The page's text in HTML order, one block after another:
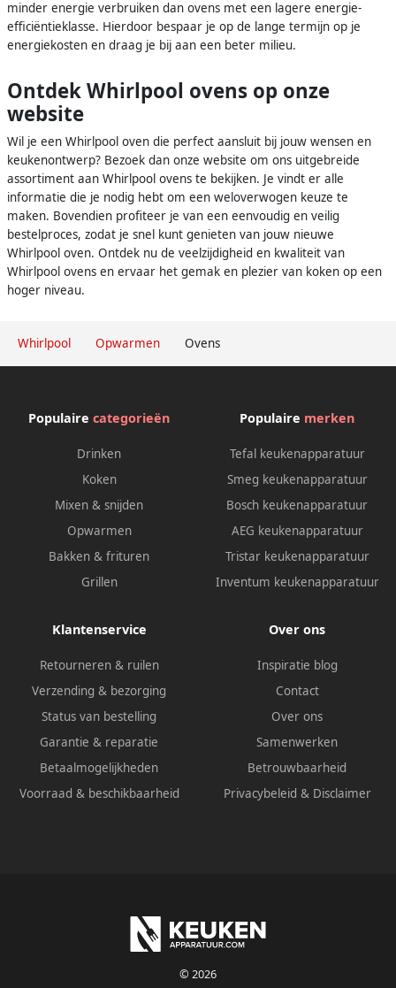
Whirlpool Opwarmen Ovens
minder energie verbruiken dan ovens met een lagere energie-
efficiëntieklasse. Hierdoor bespaar je op de lange termijn op je
energiekosten en draag je bij aan een beter milieu.
Ontdek Whirlpool ovens op onze
website
Wil je een Whirlpool oven die perfect aansluit bij jouw wensen en
keukenontwerp? Bezoek dan onze website om ons uitgebreide
assortiment aan Whirlpool ovens te bekijken. Je vindt er alle
informatie die je nodig hebt om een weloverwogen keuze te
maken. Bovendien profiteer je van een eenvoudig en veilig
bestelproces, zodat je snel kunt genieten van jouw nieuwe
Whirlpool oven. Ontdek nu de veelzijdigheid en kwaliteit van
Whirlpool ovens en ervaar het gemak en plezier van koken op een
hoger niveau.
Populaire categorieën
Drinken
Koken
Mixen & snijden
Opwarmen
Bakken & frituren
Grillen
Populaire merken
Tefal keukenapparatuur
Smeg keukenapparatuur
Bosch keukenapparatuur
AEG keukenapparatuur
Tristar keukenapparatuur
Inventum keukenapparatuur
Klantenservice
Retourneren & ruilen
Verzending & bezorging
Status van bestelling
Garantie & reparatie
Betaalmogelijkheden
Voorraad & beschikbaarheid
Over ons
Inspiratie blog
Contact
Over ons
Samenwerken
Betrouwbaarheid
Privacybeleid & Disclaimer
© 2026